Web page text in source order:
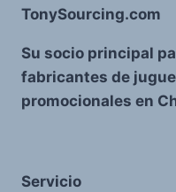
TonySourcing.com
Su socio principal
fabricantes de
promocionales en
Servicio